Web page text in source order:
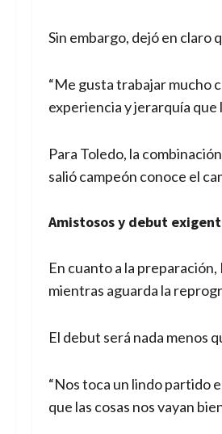
Sin embargo, dejó en claro
“Me gusta trabajar mucho
experiencia y jerarquía que
Para Toledo, la
salió campeón conoce el
Amistosos y debut
En cuanto a la
mientras aguarda la
El debut será nada menos
“Nos toca un lindo partido
que las cosas nos vayan